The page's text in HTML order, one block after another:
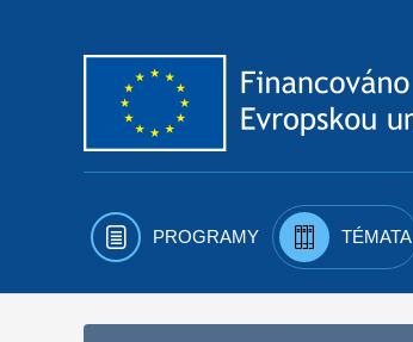
PROGRAMY TÉMATA